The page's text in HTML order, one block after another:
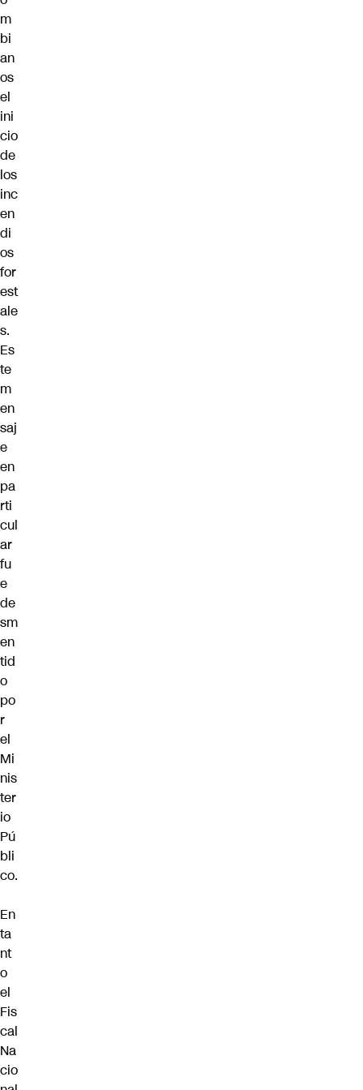
m
bi
an
os
el
ini
cio
de
los
inc
en
di
os
for
est
ale
s.
Es
te
m
en
saj
e
en
pa
rti
cul
ar
fu
e
de
sm
en
tid
o
po
r
el
Mi
nis
ter
io
Pú
bli
co.
En
ta
nt
o
el
Fis
cal
Na
cio